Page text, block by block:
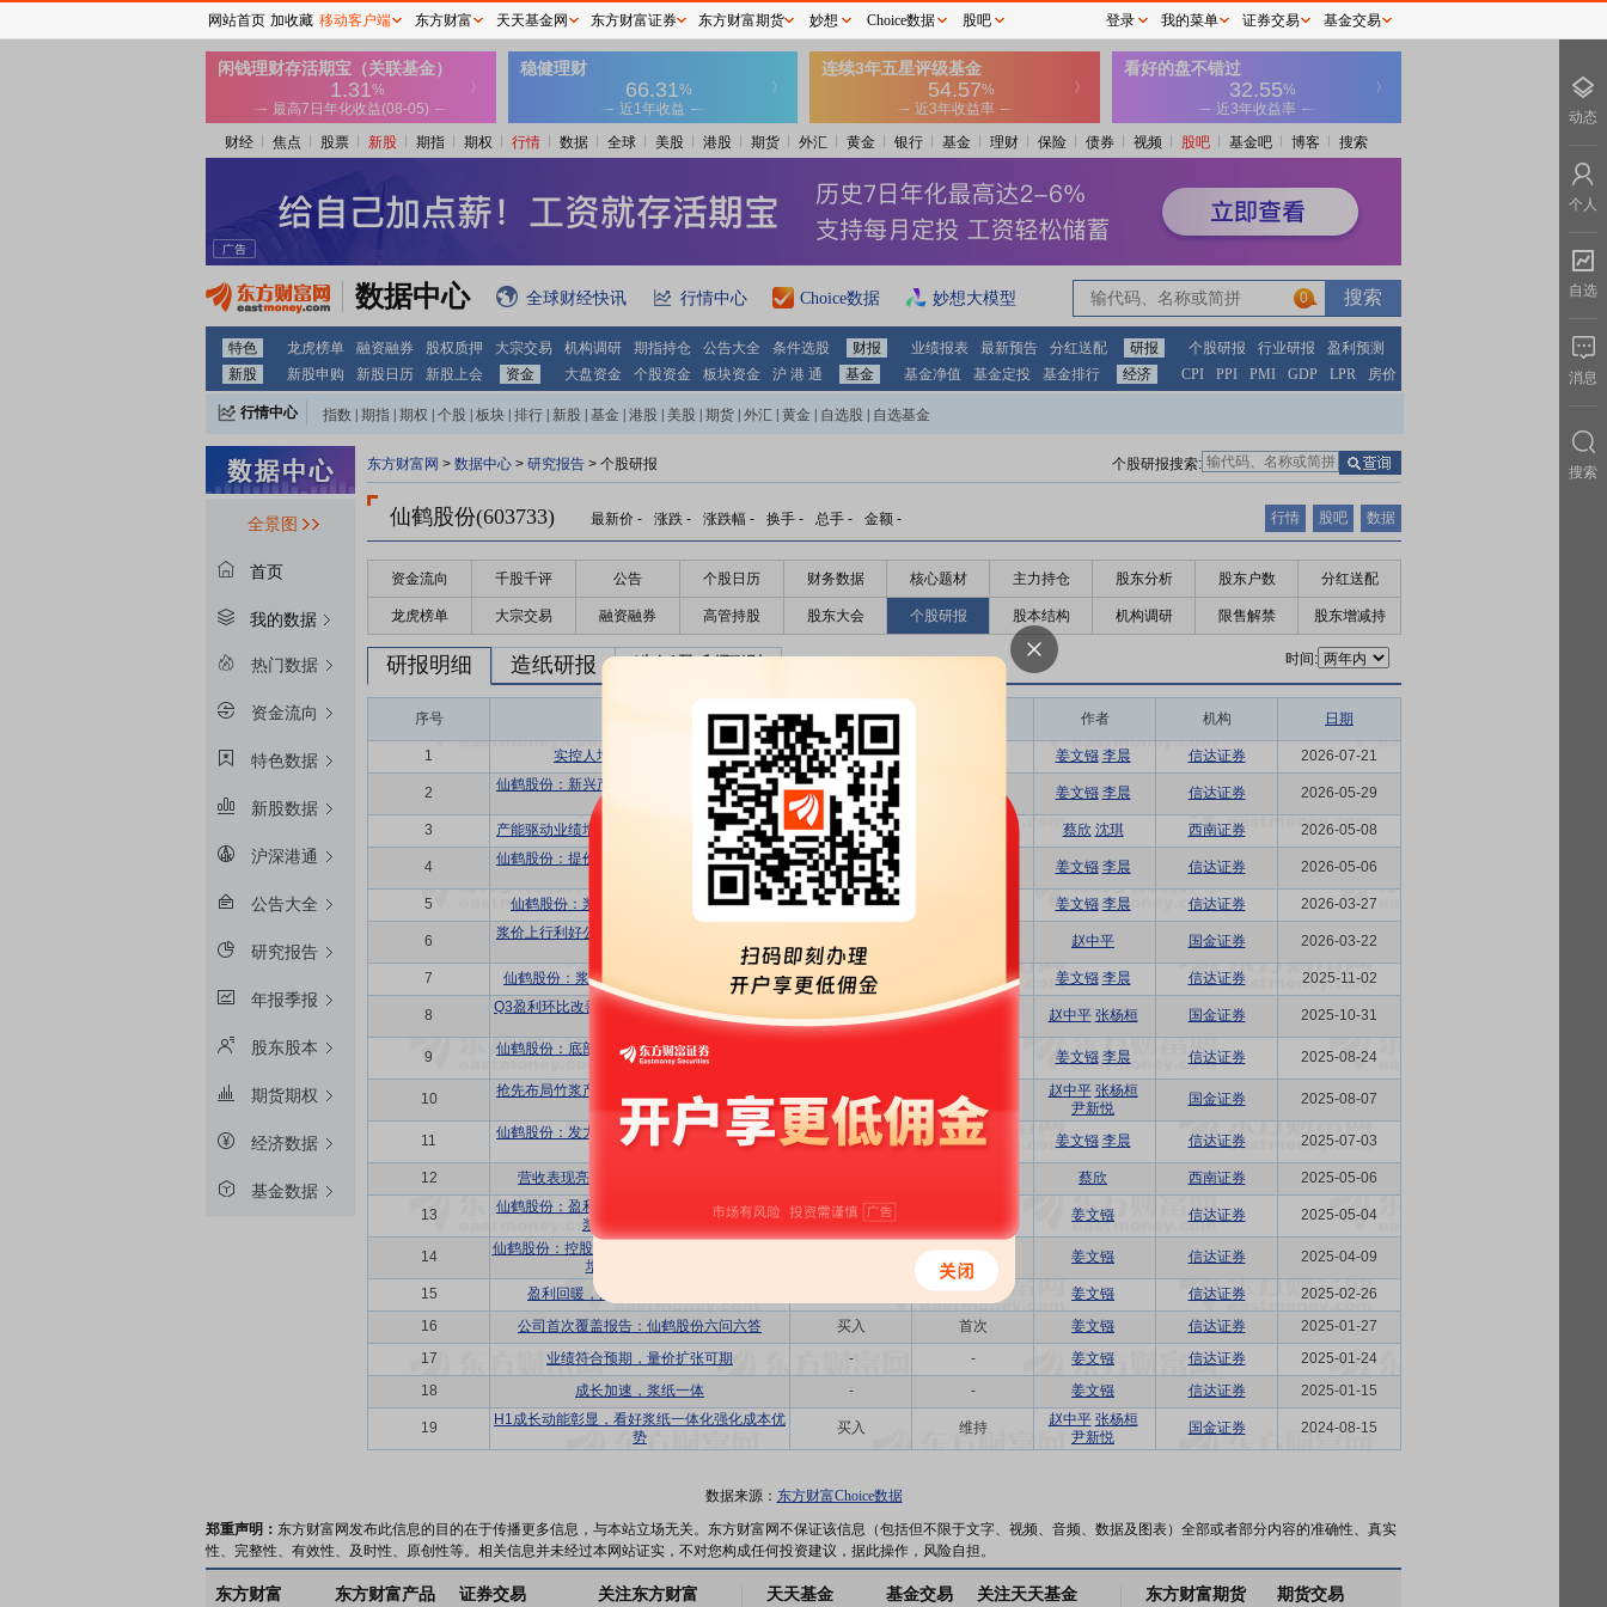
财经 焦点 股票 新股 期指 期权 行情 数据 全球 美股 港股 期货 外汇 黄金 银行 基金 理财 保险 债券 视频 股吧 基金吧 博客 搜索
数据中心 全球财经快讯 行情中心 Choice数据 妙想大模型 0
特色 龙虎榜单 融资融券 股权质押 大宗交易 机构调研 期指持仓 公告大全 条件选股 财报 业绩报表 最新预告 分红送配 研报 个股研报 行业研报
盈利预测
新股
新股申购 新股日历 新股上会 资金 大盘资金 个股资金 板块资金 沪 港 通 基金 基金净值 基金定投 基金排行 经济 CPI PPI PMI GDP LPR 房价
行情中心 指数 期指 期权 个股 板块 排行 新股 基金 港股 美股 期货 外汇 黄金 自选股 自选基金
全景图
首页
我的数据
热门数据
资金流向
特色数据
新股数据
沪深港通
公告大全
研究报告
年报季报
股东股本
期货期权
经济数据
基金数据
东方财富网 > 数据中心 > 研究报告 > 个股研报 个股研报搜索:
仙鹤股份(603733) 最新价 - 涨跌 - 涨跌幅 - 换手 - 总手 - 金额 - 行情 股吧 数据
资金流向 千股千评 公告 个股日历 财务数据 核心题材 主力持仓 股东分析 股东户数 分红送配
龙虎榜单 大宗交易 融资融券 高管持股 股东大会 个股研报 股本结构 机构调研 限售解禁 股东增减持
时间:
研报明细 造纸研报
序号
评级
作者 机构 日期
1 实控人增持，业绩改善可期 买入 姜文镪 李晨 信达证券 2026-07-21
2
仙鹤股份：新兴产业积极布局，核心业务持续
买入 姜文镪 李晨 信达证券 2026-05-29
3 产能驱动业绩增长，林浆纸用一体化持续推进 增持 蔡欣 沈琪 西南证券 2026-05-08
4
仙鹤股份：提价落地、盈利扩张，浆纸匹配持
买入 姜文镪 李晨 信达证券 2026-05-06
5 仙鹤股份：浆纸同涨，盈利中枢有望向上 买入 姜文镪 李晨 信达证券 2026-03-27
6
浆价上行利好公司盈利修复，产能扩张支撑长
赵中平 国金证券 2026-03-22
7 仙鹤股份：浆纸一体，成本优化，持续成长 - 姜文镪 李晨 信达证券 2025-11-02
8
Q3盈利环比改善明显，林浆纸布局优势逐步显
买入 维持 赵中平 张杨桓 国金证券 2025-10-31
9
仙鹤股份：底部利润夯实，林浆纸布局持续完
善
姜文镪 李晨 信达证券 2025-08-24
10
抢先布局竹浆产业链，林浆纸一体化布局卓有
成效
买入 维持 赵中平 张杨桓
尹新悦
国金证券 2025-08-07
11
仙鹤股份：发力布局竹浆，加速产业链资源布
买入 维持 姜文镪 李晨 信达证券 2025-07-03
12 营收表现亮眼，产能释放打开成长空间 蔡欣 西南证券 2025-05-06
13
仙鹤股份：盈利环比改善，产能稳步扩张，林
浆纸布局持续完善
买入 姜文镪 信达证券 2025-05-04
14
仙鹤股份：控股股东大额增持，成本改善+销量
增量+新产品开发
维持 姜文镪 信达证券 2025-04-09
15 盈利回暖，广西&湖北基地贡献增量 维持 姜文镪 信达证券
2025-02-26
16
公司首次覆盖报告：仙鹤股份六问六答 买入 首次 姜文镪 信达证券
2025-01-27
17
业绩符合预期，量价扩张可期 - - 姜文镪 信达证券
2025-01-24
18
成长加速，浆纸一体 - - 姜文镪 信达证券 2025-01-15
19
H1成长动能彰显，看好浆纸一体化强化成本优
势
买入 维持 赵中平 张杨桓
尹新悦
国金证券 2024-08-15
数据来源： 东方财富Choice数据
郑重声明： 东方财富网发布此信息的目的在于传播更多信息，与本站立场无关。东方财富网不保证该信息（包括但不限于文字、视频、音频、数据及图表）全部或者部分内容的准确性、真实
性、完整性、有效性、及时性、原创性等。相关信息并未经过本网站证实，不对您构成任何投资建议，据此操作，风险自担。
东方财富 东方财富产品 证券交易 关注东方财富 天天基金 基金交易 关注天天基金 东方财富期货 期货交易
网站首页 加收藏 移动客户端 东方财富 天天基金网 东方财富证券 东方财富期货 妙想 Choice数据 股吧 登录 我的菜单 证券交易 基金交易
动态
个人
自选
消息
搜索